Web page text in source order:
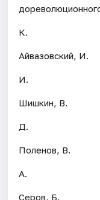
К.
Айвазовский, И.
И.
Шишкин, В.
Д.
Поленов, В.
А.
Серов, Б.